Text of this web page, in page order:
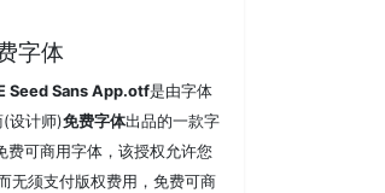
字体
Seed Sans App.otf是由字体
(设计师)免费字体出品的一款字
费可商用字体，该授权允许您
无须支付版权费用，免费可商